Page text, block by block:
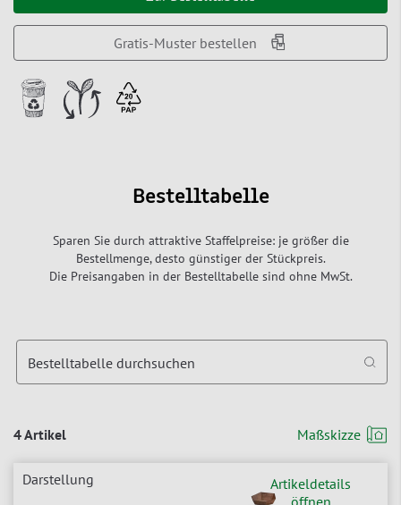
Gratis-Muster bestellen
Bestelltabelle
Sparen Sie durch attraktive Staffelpreise: je größer die
Bestellmenge, desto günstiger der Stückpreis.
Die Preisangaben in der Bestelltabelle sind ohne MwSt.
4 Artikel Maßskizze
Bestelltabelle durchsuchen
Artikeldetails
öffnen